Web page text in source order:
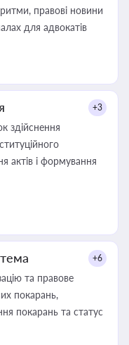
правові новини
для адвокатів
+3
здійснення
актів і формування
+6
та правове
покарань,
покарань та статус